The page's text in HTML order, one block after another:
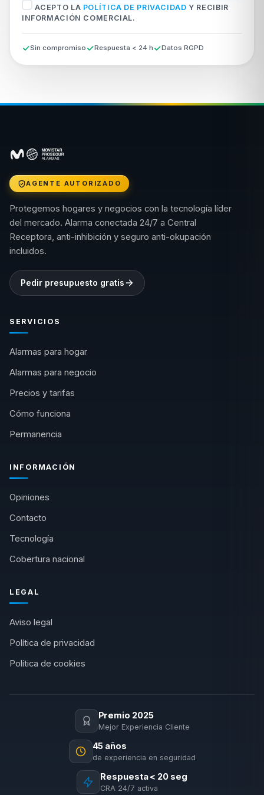
ACEPTO LA POLÍTICA DE PRIVACIDAD Y RECIBIR
INFORMACIÓN COMERCIAL.
Sin compromiso Respuesta < 24 h Datos RGPD
AGENTE AUTORIZADO
Protegemos hogares y negocios con la tecnología líder
del mercado. Alarma conectada 24/7 a Central
Receptora, anti-inhibición y seguro anti-okupación
incluidos.
Pedir presupuesto gratis
SERVICIOS
Alarmas para hogar
Alarmas para negocio
Precios y tarifas
Cómo funciona
Permanencia
INFORMACIÓN
Opiniones
Contacto
Tecnología
Cobertura nacional
LEGAL
Aviso legal
Política de privacidad
Política de cookies
Premio 2025
Mejor Experiencia Cliente
45 años
de experiencia en seguridad
Respuesta < 20 seg
CRA 24/7 activa